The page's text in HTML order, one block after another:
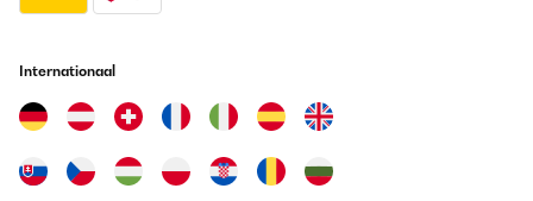
casa, al ritorno dal mare, senza sporcare con la sabbia dentro di
cascata.Semplicissima da montare e basta collegare un
struttura ad arco è bella da vedere, con base antiscivolo fatta in
WPC, materiale robusto e resistente ai raggi UV, non è
all'occorrenza.Ovviamente la temperatura dell'acqua sarà quella
di fuoriuscita dal rubinetto a cui la si collega, ma d'estate una
Internationaal